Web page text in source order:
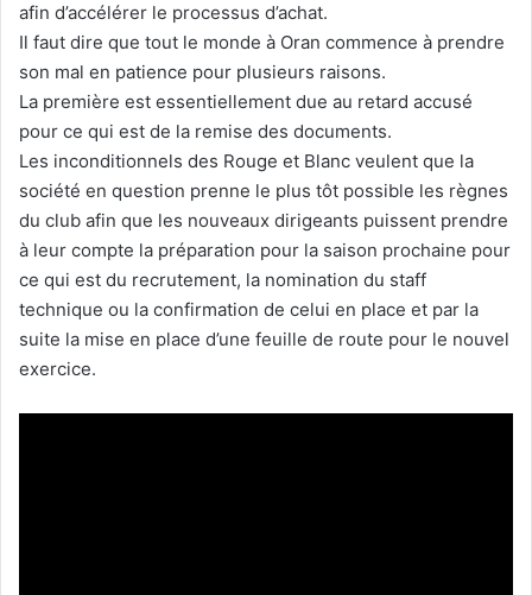
afin d’accélérer le processus d’achat.
Il faut dire que tout le monde à Oran commence à prendre
son mal en patience pour plusieurs raisons.
La première est essentiellement due au retard accusé
pour ce qui est de la remise des documents.
Les inconditionnels des Rouge et Blanc veulent que la
société en question prenne le plus tôt possible les règnes
du club afin que les nouveaux dirigeants puissent prendre
à leur compte la préparation pour la saison prochaine pour
ce qui est du recrutement, la nomination du staff
technique ou la confirmation de celui en place et par la
suite la mise en place d’une feuille de route pour le nouvel
exercice.